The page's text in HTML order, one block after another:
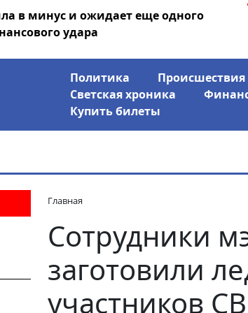
в минус и ожидает еще одного
удара
Политика Происшествия
Светская хроника
Купить билеты
Главная
Сотрудники
заготовили
участников